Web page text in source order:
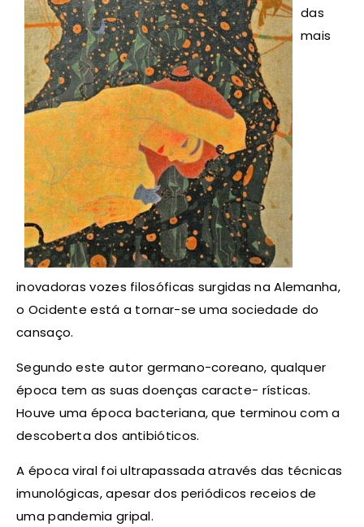
das
mais
inovadoras vozes filosóficas surgidas na Alemanha,
o Ocidente está a tornar-se uma sociedade do
cansaço.
Segundo este autor germano-coreano, qualquer
época tem as suas doenças caracte- rísticas.
Houve uma época bacteriana, que terminou com a
descoberta dos antibióticos.
A época viral foi ultrapassada através das técnicas
imunológicas, apesar dos periódicos receios de
uma pandemia gripal.